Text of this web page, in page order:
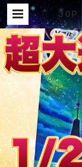
30P
パッ
オリ
戯